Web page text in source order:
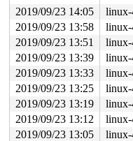
2019/09/23 14:05
2019/09/23 13:58
2019/09/23 13:51
2019/09/23 13:39
2019/09/23 13:33
2019/09/23 13:25
2019/09/23 13:19
2019/09/23 13:12
2019/09/23 13:05